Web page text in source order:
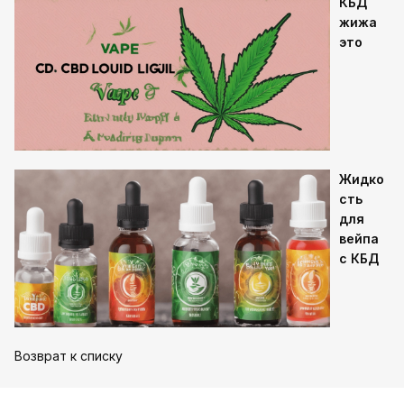
жижа
это
Жидко
сть
для
вейпа
с КБД
Возврат к списку